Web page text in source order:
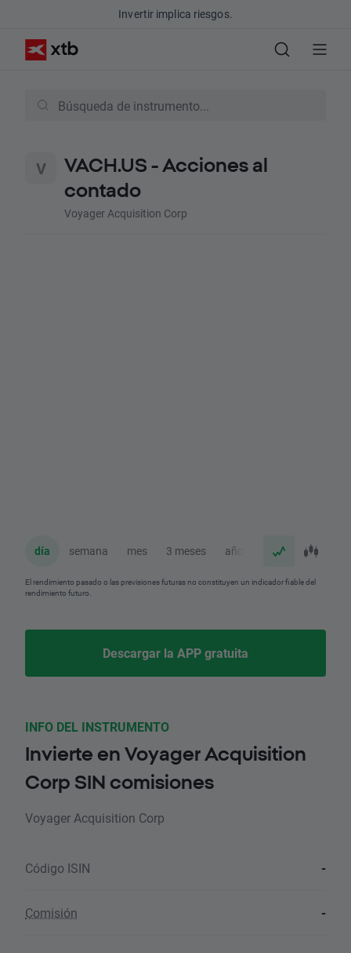
Invertir implica riesgos.
VACH.US - Acciones al
contado
Voyager Acquisition Corp
día semana mes 3 meses año
El rendimiento pasado o las previsiones futuras no constituyen un indicador fiable del
rendimiento futuro.
Descargar la APP gratuita
INFO DEL INSTRUMENTO
Invierte en Voyager Acquisition
Corp SIN comisiones
Voyager Acquisition Corp
Código ISIN -
Comisión -